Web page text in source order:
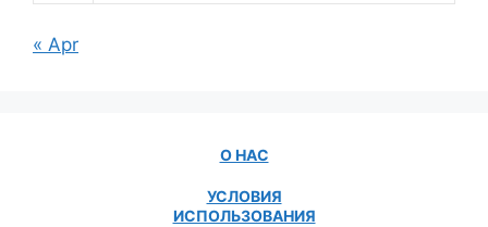
« Apr
О НАС
УСЛОВИЯ
ИСПОЛЬЗОВАНИЯ